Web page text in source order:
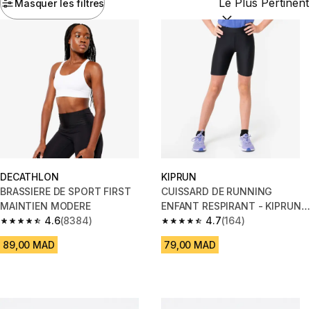
Masquer les filtres Trier par :
DECATHLON
BRASSIERE DE SPORT FIRST
MAINTIEN MODERE
4.6
4.6 out of 5 stars from 8384 reviews
(8384)
89,00 MAD
KIPRUN
CUISSARD DE RUNNING
ENFANT RESPIRANT - KIPRUN
DRY NOIR4.7
4.7 out of 5 stars from 164
(164)
79,00 MAD